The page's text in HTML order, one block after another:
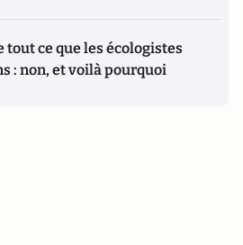
tout ce que les écologistes
: non, et voilà pourquoi